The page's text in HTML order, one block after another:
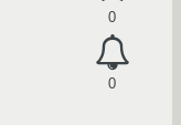
0
0